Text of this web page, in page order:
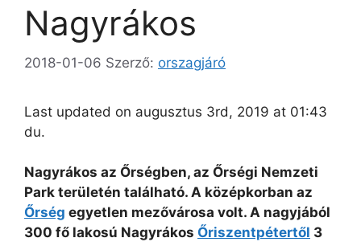
Nagyrákos
2018-01-06 Szerző: orszagjáró
Last updated on augusztus 3rd, 2019 at 01:43
du.
Nagyrákos az Őrségben, az Őrségi Nemzeti
Park területén található. A középkorban az
Őrség egyetlen mezővárosa volt. A nagyjából
300 fő lakosú Nagyrákos Őriszentpétertől 3